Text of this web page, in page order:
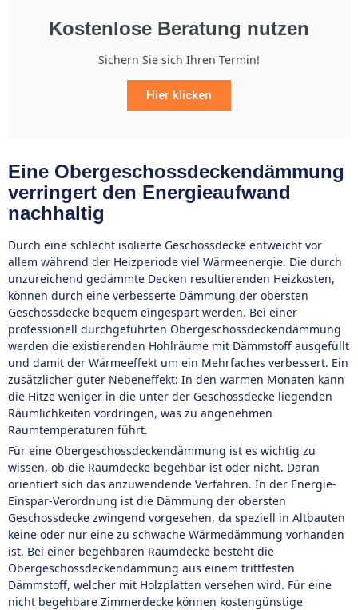
Kostenlose Beratung nutzen
Sichern Sie sich Ihren Termin!
Hier klicken
Eine Obergeschossdeckendämmung
verringert den Energieaufwand
nachhaltig
Durch eine schlecht isolierte Geschossdecke entweicht vor
allem während der Heizperiode viel Wärmeenergie. Die durch
unzureichend gedämmte Decken resultierenden Heizkosten,
können durch eine verbesserte Dämmung der obersten
Geschossdecke bequem eingespart werden. Bei einer
professionell durchgeführten Obergeschossdeckendämmung
werden die existierenden Hohlräume mit Dämmstoff ausgefüllt
und damit der Wärmeeffekt um ein Mehrfaches verbessert. Ein
zusätzlicher guter Nebeneffekt: In den warmen Monaten kann
die Hitze weniger in die unter der Geschossdecke liegenden
Räumlichkeiten vordringen, was zu angenehmen
Raumtemperaturen führt.
Für eine Obergeschossdeckendämmung ist es wichtig zu
wissen, ob die Raumdecke begehbar ist oder nicht. Daran
orientiert sich das anzuwendende Verfahren. In der Energie-
Einspar-Verordnung ist die Dämmung der obersten
Geschossdecke zwingend vorgesehen, da speziell in Altbauten
keine oder nur eine zu schwache Wärmedämmung vorhanden
ist. Bei einer begehbaren Raumdecke besteht die
Obergeschossdeckendämmung aus einem trittfesten
Dämmstoff, welcher mit Holzplatten versehen wird. Für eine
nicht begehbare Zimmerdecke können kostengünstige